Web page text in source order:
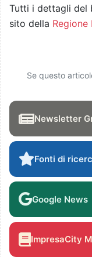
Tutti i dettagli del
sito della Regione
Se questo
Newsletter
Fonti di
Google News
ImpresaCity